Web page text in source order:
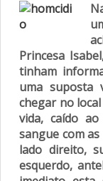
Princesa
tinham
uma suposta
chegar no
vida, caído
sangue com
lado direito,
esquerdo,